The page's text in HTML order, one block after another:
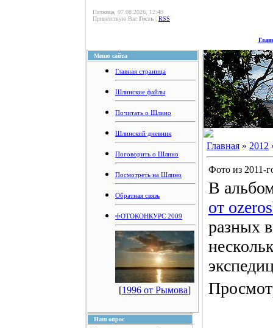
Пятница, 07.08.2026, 12:49
Приветствую Вас Гость | RSS
Меню сайта
Главная страница
Шлинские файлы
Почитать о Шлино
Шлинский дневник
Поговорить о Шлино
Посмотреть на Шлино
Обратная связь
ФОТОКОНКУРС 2009
[1996 от Рымова]
Наш опрос
Главная » 2012
Фото из 2011-
В
от
разных